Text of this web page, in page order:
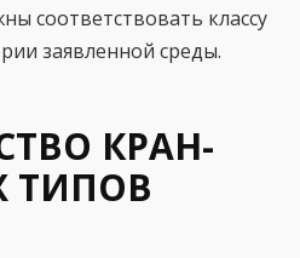
соответствовать классу
заявленной среды.
КРАН-
ТИПОВ